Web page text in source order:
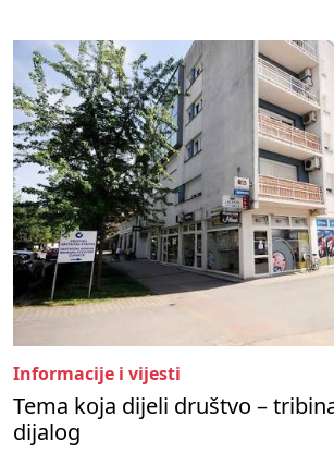
Informacije i vijesti
Tema koja dijeli društvo –
dijalog